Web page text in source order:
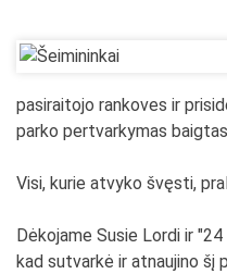
pasiraitojo rankoves ir
parko pertvarkymas
Visi, kurie atvyko švęsti,
Dėkojame Susie Lordi ir
kad sutvarkė ir atnaujino šį